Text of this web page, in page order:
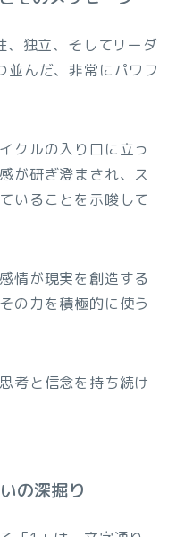
独立、そしてリーダ
並んだ、非常にパワフ
クルの入り口に立っ
が研ぎ澄まされ、ス
いることを示唆して
情が現実を創造する
の力を積極的に使う
考と信念を持ち続け
の深掘り